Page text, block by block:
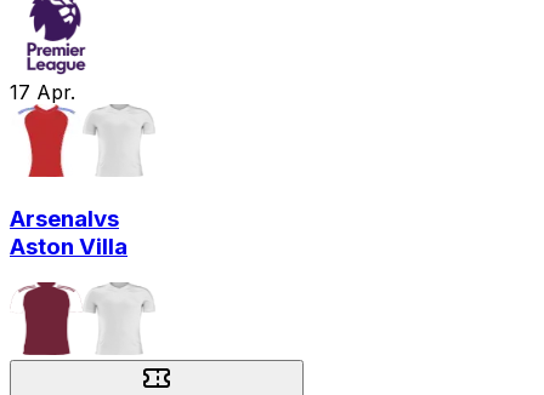
17 Apr.
Arsenalvs
Aston Villa